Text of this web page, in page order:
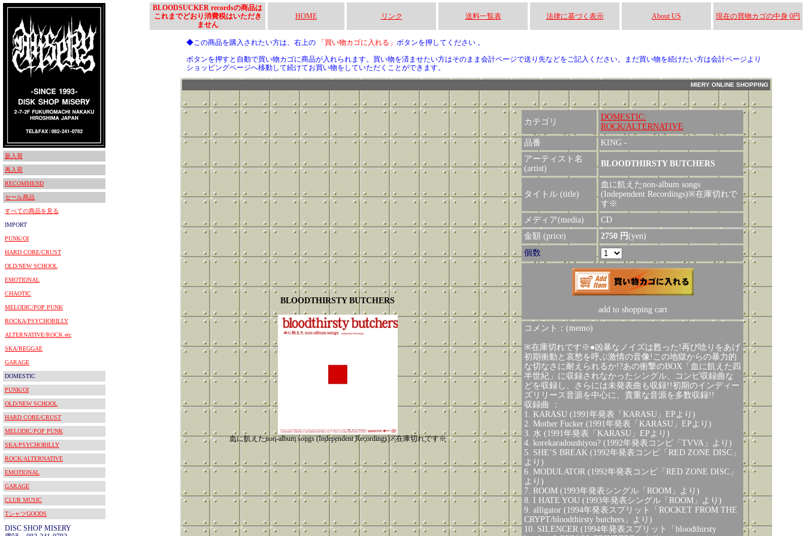
新入荷
再入荷
RECOMMEND
セール商品
すべての商品を見る
IMPORT
PUNK/OI
HARD CORE/CRUST
OLD/NEW SCHOOL
EMOTIONAL
CHAOTIC
MELODIC/POP PUNK
ROCKA/PSYCHOBILLY
ALTERNATIVE/ROCK etc
SKA/REGGAE
GARAGE
DOMESTIC
PUNK/OI
OLD/NEW SCHOOL
HARD CORE/CRUST
MELODIC/POP PUNK
SKA/PSYCHOBILLY
ROCK/ALTERNATIVE
EMOTIONAL
GARAGE
CLUB MUSIC
TシャツGOODS
DISC SHOP MISERY
BLOODSUCKER recordsの商品は
これまでどおり消費税はいただき
ません
HOME リンク 送料一覧表 法律に基づく表示 About US 現在の買物カゴの中身 0円
◆この商品を購入されたい方は、右上の 「買い物カゴに入れる」 ボタンを押してください 。
ボタンを押すと自動で買い物カゴに商品が入れられます。買い物を済ませたい方はそのまま会計ページで送り先などをご記入ください。まだ買い物を続けたい方は会計ページより
ショッピングページへ移動して続けてお買い物をしていただくことができます。
MIERY ONLINE SHOPPING
BLOODTHIRSTY BUTCHERS
血に飢えたnon-album songs (Independent Recordings)※在庫切れです※
カテゴリ
DOMESTIC:
ROCK/ALTERNATIVE
品番
KING -
アーティスト名
(artist)
BLOODTHIRSTY BUTCHERS
タイトル (title)
血に飢えたnon-album songs
(Independent Recordings)※在庫切れで
す※
メディア(media)
CD
金額 (price)
2750 円(yen)
個数
add to shopping cart
コメント：(memo)
※在庫切れです※●凶暴なノイズは甦った!再び唸りをあげ
初期衝動と哀愁を呼ぶ激情の音像!この地獄からの暴力的
な切なさに耐えられるか!?あの衝撃のBOX「血に飢えた四
半世紀」に収録されなかったシングル、コンピ収録曲な
どを収録し、さらには未発表曲も収録!!初期のインディー
ズリリース音源を中心に、貴重な音源を多数収録!!
収録曲 ：
1. KARASU (1991年発表「KARASU」EPより)
2. Mother Fucker (1991年発表「KARASU」EPより)
3. 水 (1991年発表「KARASU」EPより)
4. korekaradoushiyou? (1992年発表コンピ「TVVA」より)
5. SHE’S BREAK (1992年発表コンピ「RED ZONE DISC」
より)
6. MODULATOR (1992年発表コンピ「RED ZONE DISC」
より)
7. ROOM (1993年発表シングル「ROOM」より)
8. I HATE YOU (1993年発表シングル「ROOM」より)
9. alligator (1994年発表スプリット「ROCKET FROM THE
CRYPT/bloodthirsty butchers」より)
10. SILENCER (1994年発表スプリット「bloodthirsty